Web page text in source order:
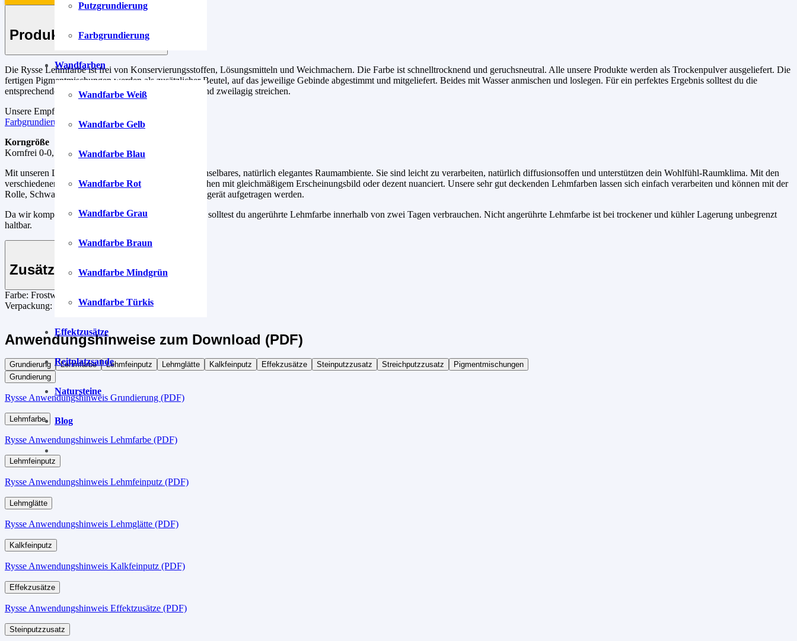
Putzgrundierung
Farbgrundierung
Wandfarben
Wandfarbe Weiß
Wandfarbe Gelb
Wandfarbe Blau
Wandfarbe Rot
Wandfarbe Grau
Wandfarbe Braun
Wandfarbe Mindgrün
Wandfarbe Türkis
Effektzusätze
Reitplatzsande
Natursteine
Blog
Produkt-Beschreibung
Die Rysse Lehmfarbe ist frei von Konservierungsstoffen, Lösungsmitteln und Weichmachern. Die Farbe ist schnelltrocknend und geruchsneutral. Alle unsere Produkte werden als Trockenpulver ausgeliefert. Die
fertigen Pigmentmischungen werden als zusätzlicher Beutel, auf das jeweilige Gebinde abgestimmt und mitgeliefert. Beides mit Wasser anmischen und loslegen. Für ein perfektes Ergebnis solltest du die
entsprechende Wand oder Decke vorher grundieren und zweilagig streichen.
Unsere Empfehlung für die Grundierung.
Farbgrundierung
Korngröße
Kornfrei 0-0,1 mm, gut deckend
Mit unseren Lehmfarben kreierst du dir ein unverwechselbares, natürlich elegantes Raumambiente. Sie sind leicht zu verarbeiten, natürlich diffusionsoffen und unterstützen dein Wohlfühl-Raumklima. Mit den
verschiedenen Auftragstechniken schaffst du Oberflächen mit gleichmäßigem Erscheinungsbild oder dezent nuanciert. Unsere sehr gut deckenden Lehmfarben lassen sich einfach verarbeiten und können mit der
Rolle, Schwamm, Lasurbürste, Pinsel, oder Farbsprühgerät aufgetragen werden.
Da wir komplett auf Konservierungsstoffe verzichten, solltest du angerührte Lehmfarbe innerhalb von zwei Tagen verbrauchen. Nicht angerührte Lehmfarbe ist bei trockener und kühler Lagerung unbegrenzt
haltbar.
Zusätzliche Informationen
Farbe: Frostweiß
Verpackung:
1 kg Beutel, 5 kg Sack, 10 kg Sack
Anwendungshinweise zum Download (PDF)
Grundierung Lehmfarbe Lehmfeinputz Lehmglätte Kalkfeinputz Effekzusätze Steinputzzusatz Streichputzzusatz
Pigmentmischungen
Grundierung
Rysse Anwendungshinweis Grundierung (PDF)
Lehmfarbe
Rysse Anwendungshinweis Lehmfarbe (PDF)
Lehmfeinputz
Rysse Anwendungshinweis Lehmfeinputz (PDF)
Lehmglätte
Rysse Anwendungshinweis Lehmglätte (PDF)
Kalkfeinputz
Rysse Anwendungshinweis Kalkfeinputz (PDF)
Effekzusätze
Rysse Anwendungshinweis Effektzusätze (PDF)
Steinputzzusatz